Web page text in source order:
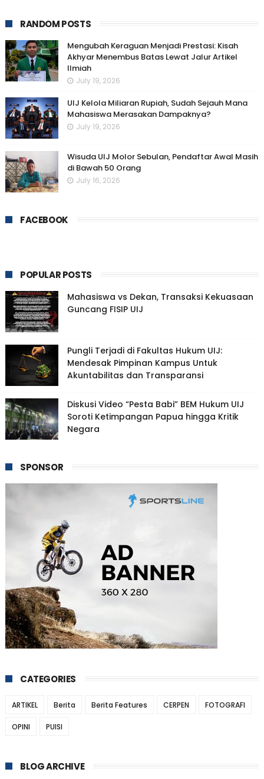
RANDOM POSTS
Mengubah Keraguan Menjadi Prestasi: Kisah
Akhyar Menembus Batas Lewat Jalur Artikel
Ilmiah
July 19, 2026
UIJ Kelola Miliaran Rupiah, Sudah Sejauh Mana
Mahasiswa Merasakan Dampaknya?
July 19, 2026
Wisuda UIJ Molor Sebulan, Pendaftar Awal Masih
di Bawah 50 Orang
July 16, 2026
FACEBOOK
POPULAR POSTS
Mahasiswa vs Dekan, Transaksi Kekuasaan
Guncang FISIP UIJ
Pungli Terjadi di Fakultas Hukum UIJ:
Mendesak Pimpinan Kampus Untuk
Akuntabilitas dan Transparansi
Diskusi Video “Pesta Babi” BEM Hukum UIJ
Soroti Ketimpangan Papua hingga Kritik
Negara
SPONSOR
CATEGORIES
ARTIKEL Berita Berita Features CERPEN FOTOGRAFI
OPINI PUISI
BLOG ARCHIVE